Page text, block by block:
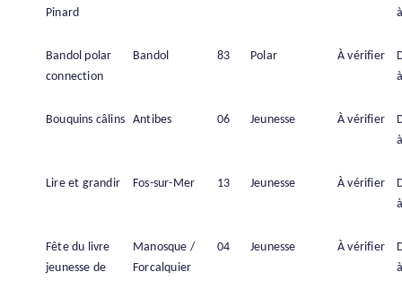
Pinard
Bandol polar
connection
Bandol 83 Polar À vérifier
Bouquins câlins Antibes 06 Jeunesse À vérifier
Lire et grandir Fos-sur-Mer 13 Jeunesse À vérifier
Fête du livre
jeunesse de
Manosque /
Forcalquier
04 Jeunesse À vérifier